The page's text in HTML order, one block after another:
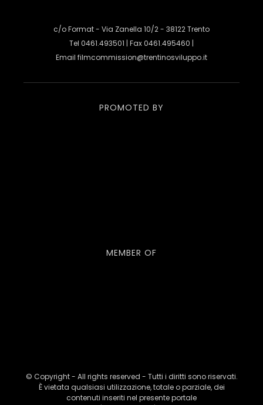
c/o Format - Via Zanella 10/2 - 38122 Trento
Tel 0461.493501 | Fax 0461.495460 |
Email filmcommission@trentinosviluppo.it
PROMOTED BY
MEMBER OF
© Copyright - All rights reserved - Tutti i diritti sono riservati.
È vietata qualsiasi utilizzazione, totale o parziale, dei
contenuti inseriti nel presente portale